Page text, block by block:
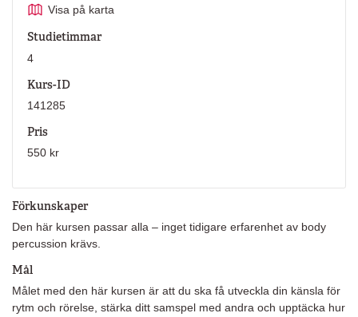
Förkunskaper
Den här kursen passar alla – inget tidigare erfarenhet av body
percussion krävs.
Mål
Målet med den här kursen är att du ska få utveckla din känsla för
rytm och rörelse, stärka ditt samspel med andra och upptäcka hur
Visa på karta
Studietimmar
4
Kurs-ID
141285
Pris
550 kr